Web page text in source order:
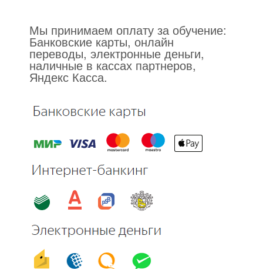
Мы принимаем оплату за обучение:
Банковские карты, онлайн
переводы, электронные деньги,
наличные в кассах партнеров,
Яндекс Касса.